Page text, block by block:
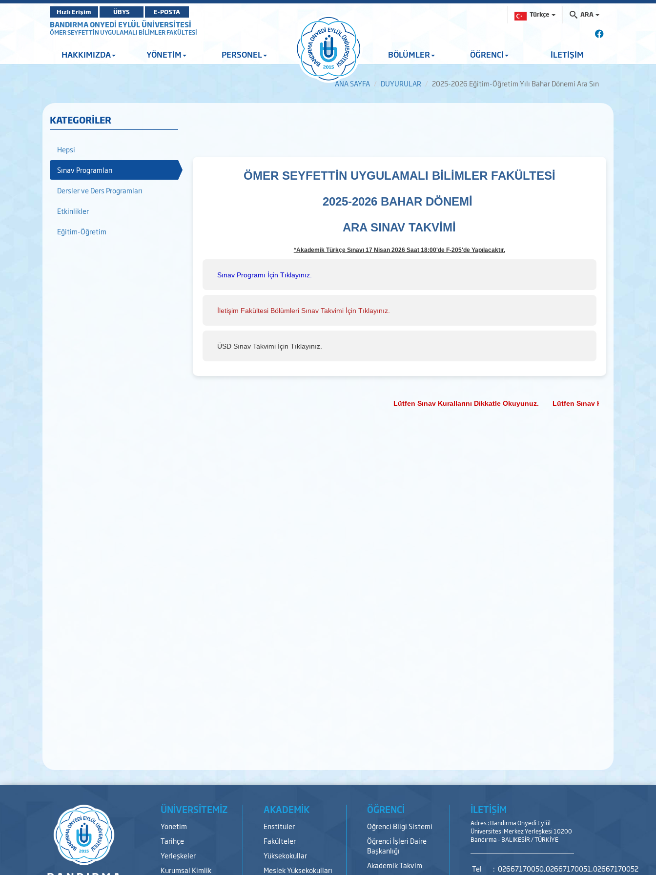
Hızlı Erişim ÜBYS E-POSTA Türkçe ARA
BANDIRMA ONYEDİ EYLÜL ÜNİVERSİTESİ
ÖMER SEYFETTİN UYGULAMALI BİLİMLER FAKÜLTESİ
HAKKIMIZDA YÖNETİM PERSONEL BÖLÜMLER ÖĞRENCİ İLETİŞİM
ANA SAYFA DUYURULAR 2025-2026 Eğitim-Öğretim Yılı Bahar Dönemi Ara Sın
KATEGORİLER
Hepsi
Sınav Programları
Dersler ve Ders Programları
Etkinlikler
Eğitim-Öğretim
ÖMER SEYFETTİN UYGULAMALI BİLİMLER FAKÜLTESİ
2025-2026 BAHAR DÖNEMİ
ARA SINAV TAKVİMİ
*Akademik Türkçe Sınavı 17 Nisan 2026 Saat 18:00'de F-205'de Yapılacaktır.
Sınav Programı İçin Tıklayınız.
İletişim Fakültesi Bölümleri Sınav Takvimi İçin Tıklayınız.
ÜSD Sınav Takvimi İçin Tıklayınız.
Lütfen Sınav Kurallarını Dikkatle Okuyunuz. Lütfen Sınav Kurallarına
ÜNİVERSİTEMİZ
Yönetim
Tarihçe
Yerleşkeler
Kurumsal Kimlik
AKADEMİK
Enstitüler
Fakülteler
Yüksekokullar
Meslek Yüksekokulları
ÖĞRENCİ
Öğrenci Bilgi Sistemi
Öğrenci İşleri Daire
Başkanlığı
Akademik Takvim
İLETİŞİM
Adres : Bandırma Onyedi Eylül
Üniversitesi Merkez Yerleşkesi 10200
Bandırma - BALIKESİR / TÜRKİYE
Tel : 02667170050,02667170051,02667170052